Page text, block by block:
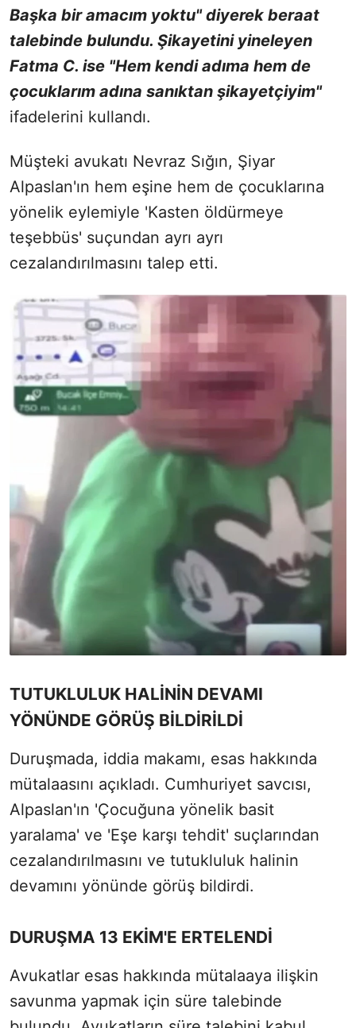
Başka bir amacım yoktu" diyerek beraat
talebinde bulundu. Şikayetini yineleyen
Fatma C. ise "Hem kendi adıma hem de
çocuklarım adına sanıktan şikayetçiyim"
ifadelerini kullandı.
Müşteki avukatı Nevraz Sığın, Şiyar
Alpaslan'ın hem eşine hem de çocuklarına
yönelik eylemiyle 'Kasten öldürmeye
teşebbüs' suçundan ayrı ayrı
cezalandırılmasını talep etti.
TUTUKLULUK HALİNİN DEVAMI
YÖNÜNDE GÖRÜŞ BİLDİRİLDİ
Duruşmada, iddia makamı, esas hakkında
mütalaasını açıkladı. Cumhuriyet savcısı,
Alpaslan'ın 'Çocuğuna yönelik basit
yaralama' ve 'Eşe karşı tehdit' suçlarından
cezalandırılmasını ve tutukluluk halinin
devamını yönünde görüş bildirdi.
DURUŞMA 13 EKİM'E ERTELENDİ
Avukatlar esas hakkında mütalaaya ilişkin
savunma yapmak için süre talebinde